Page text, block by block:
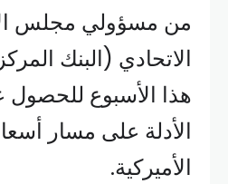
من مسؤولي مجلس
الاتحادي (البنك
هذا الأسبوع
الأدلة على مسار
الأميركية.